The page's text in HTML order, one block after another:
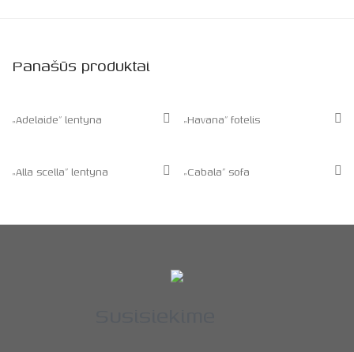
Panašūs produktai
„Adelaide” lentyna „Havana” fotelis
„Alla scella” lentyna „Cabala” sofa